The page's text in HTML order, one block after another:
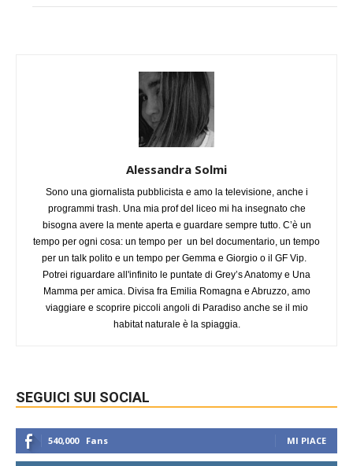
Alessandra Solmi
Sono una giornalista pubblicista e amo la televisione, anche i
programmi trash. Una mia prof del liceo mi ha insegnato che
bisogna avere la mente aperta e guardare sempre tutto. C’è un
tempo per ogni cosa: un tempo per un bel documentario, un tempo
per un talk polito e un tempo per Gemma e Giorgio o il GF Vip.
Potrei riguardare all'infinito le puntate di Grey’s Anatomy e Una
Mamma per amica. Divisa fra Emilia Romagna e Abruzzo, amo
viaggiare e scoprire piccoli angoli di Paradiso anche se il mio
habitat naturale è la spiaggia.
SEGUICI SUI SOCIAL
540,000 Fans MI PIACE